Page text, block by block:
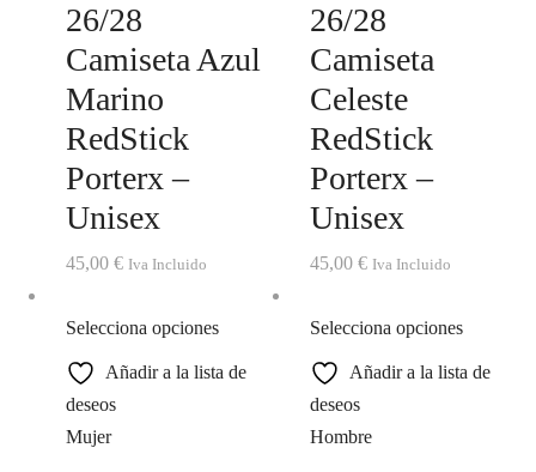
26/28
Camiseta Azul
Marino
RedStick
Porterx –
Unisex
45,00 € Iva Incluido
26/28
Camiseta
Celeste
RedStick
Porterx –
Unisex
45,00 € Iva Incluido
Selecciona opciones
Añadir a la lista de
deseos
Mujer
Selecciona opciones
Añadir a la lista de
deseos
Hombre